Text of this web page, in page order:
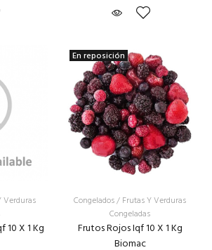
Verduras
10 X 1 Kg
En reposición
Congelados/ Frutas Y Verduras
Congeladas
Frutos Rojos Iqf 10 X 1 Kg
Biomac